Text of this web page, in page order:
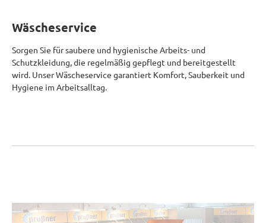
Wäscheservice
Sorgen Sie für saubere und hygienische Arbeits- und
Schutzkleidung, die regelmäßig gepflegt und bereitgestellt
wird. Unser Wäscheservice garantiert Komfort, Sauberkeit und
Hygiene im Arbeitsalltag.